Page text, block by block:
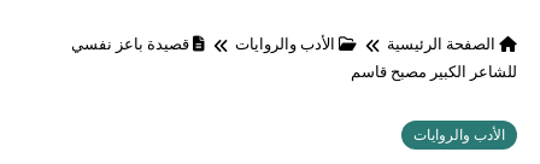
الصفحة الرئيسية الأدب والروايات
قصيدة باعز نفسي
للشاعر الكبير مصبح قاسم
الأدب والروايات